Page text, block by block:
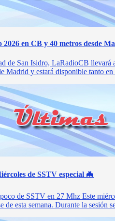
en CB y 40 metros desde
de San Isidro, LaRadioCB llevará
Madrid y estará disponible tanto
de SSTV especial 🦇
de SSTV en 27 Mhz Este
esta semana. Durante la sesión